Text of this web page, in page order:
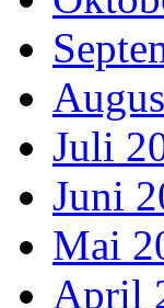
Juli
Juni
Mai
April